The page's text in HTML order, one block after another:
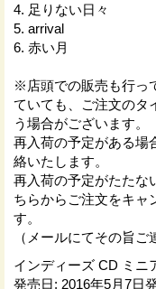
4. 足りない日々
5. arrival
6. 赤い月
※店頭での販売も行っ
ていても、ご注文のタ
う場合がございます。
再入荷の予定がある場
絡いたします。
再入荷の予定がたたな
ちらからご注文をキャ
す。
（メールにてその旨ご
インディーズ CD ミニ
発売日: 2016年5月7日